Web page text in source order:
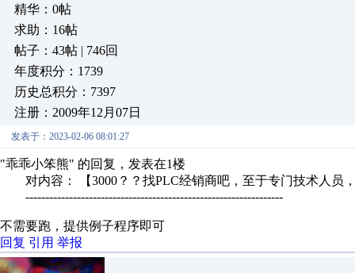
精华：0帖
求助：16帖
帖子：43帖 | 746回
年度积分：1739
历史总积分：7397
注册：2009年12月07日
发表于：2023-02-06 08:01:27
"乖乖小笨熊" 的回复，发表在1楼
对内容： 【3000？？找PLC经销商吧，至于专门技术人员
-----------------------------------------------------------------
不需要跑，提供例子程序即可
回复 引用 举报